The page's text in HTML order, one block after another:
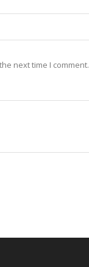
next time I comment.